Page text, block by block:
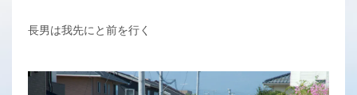
長男は我先にと前を行く